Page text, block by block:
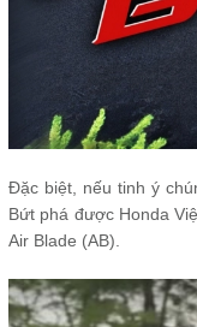
Đặc biệt, nếu tinh ý
Bứt phá được Honda
Air Blade (AB).